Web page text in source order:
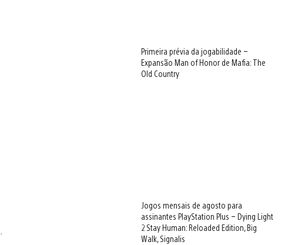
Primeira prévia da jogabilidade –
Expansão Man of Honor de Mafia: The
Old Country
Jogos mensais de agosto para
assinantes PlayStation Plus – Dying Light
2 Stay Human: Reloaded Edition, Big
Walk, Signalis